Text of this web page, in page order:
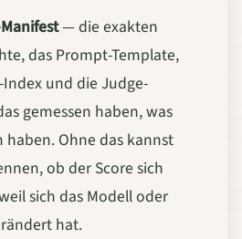
— die exakten
das Prompt-Template,
und die Judge-
gemessen haben, was
haben. Ohne das kannst
ob der Score sich
sich das Modell oder
hat.